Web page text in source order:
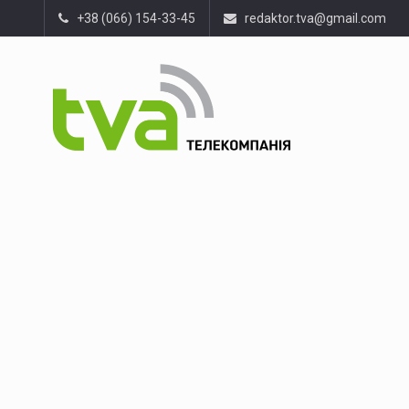
+38 (066) 154-33-45 redaktor.tva@gmail.com